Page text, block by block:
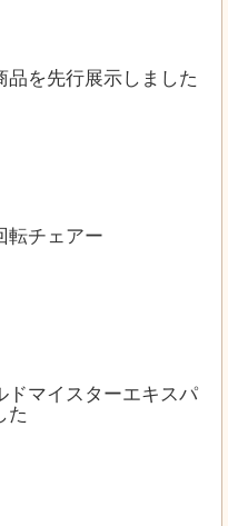
品を先行展示しました
転チェアー
ドマイスターエキスパ
た